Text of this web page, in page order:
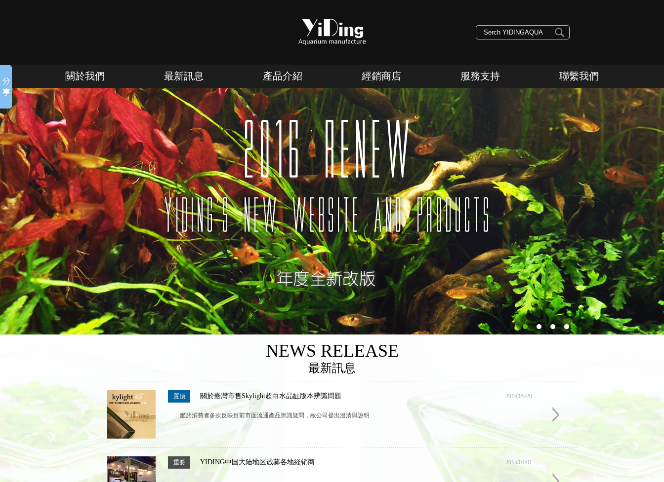
關於我們 最新訊息 產品介紹 經銷商店 服務支持 聯繫我們
NEWS RELEASE
最新訊息
置顶 關於臺灣市售Skylight超白水晶缸版本辨識問題 2016/05/20
鑑於消費者多次反映目前市面流通產品辨識疑問，敝公司提出澄清與說明
重要 YIDING中国大陆地区诚募各地経销商 2015/04/01